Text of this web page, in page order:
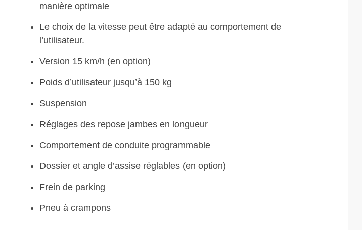
manière optimale
Le choix de la vitesse peut être adapté au comportement de
l’utilisateur.
Version 15 km/h (en option)
Poids d’utilisateur jusqu’à 150 kg
Suspension
Réglages des repose jambes en longueur
Comportement de conduite programmable
Dossier et angle d’assise réglables (en option)
Frein de parking
Pneu à crampons